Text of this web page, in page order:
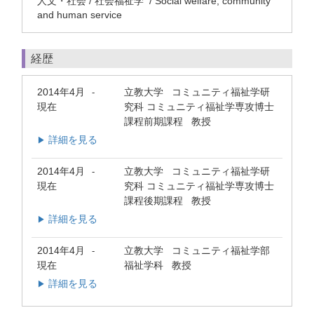
and human service
経歴
2014年4月 -
現在
立教大学 コミュニティ福祉学研
究科 コミュニティ福祉学専攻博士
課程前期課程 教授
▶ 詳細を見る
2014年4月 -
現在
立教大学 コミュニティ福祉学研
究科 コミュニティ福祉学専攻博士
課程後期課程 教授
▶ 詳細を見る
2014年4月 -
現在
立教大学 コミュニティ福祉学部
福祉学科 教授
▶ 詳細を見る